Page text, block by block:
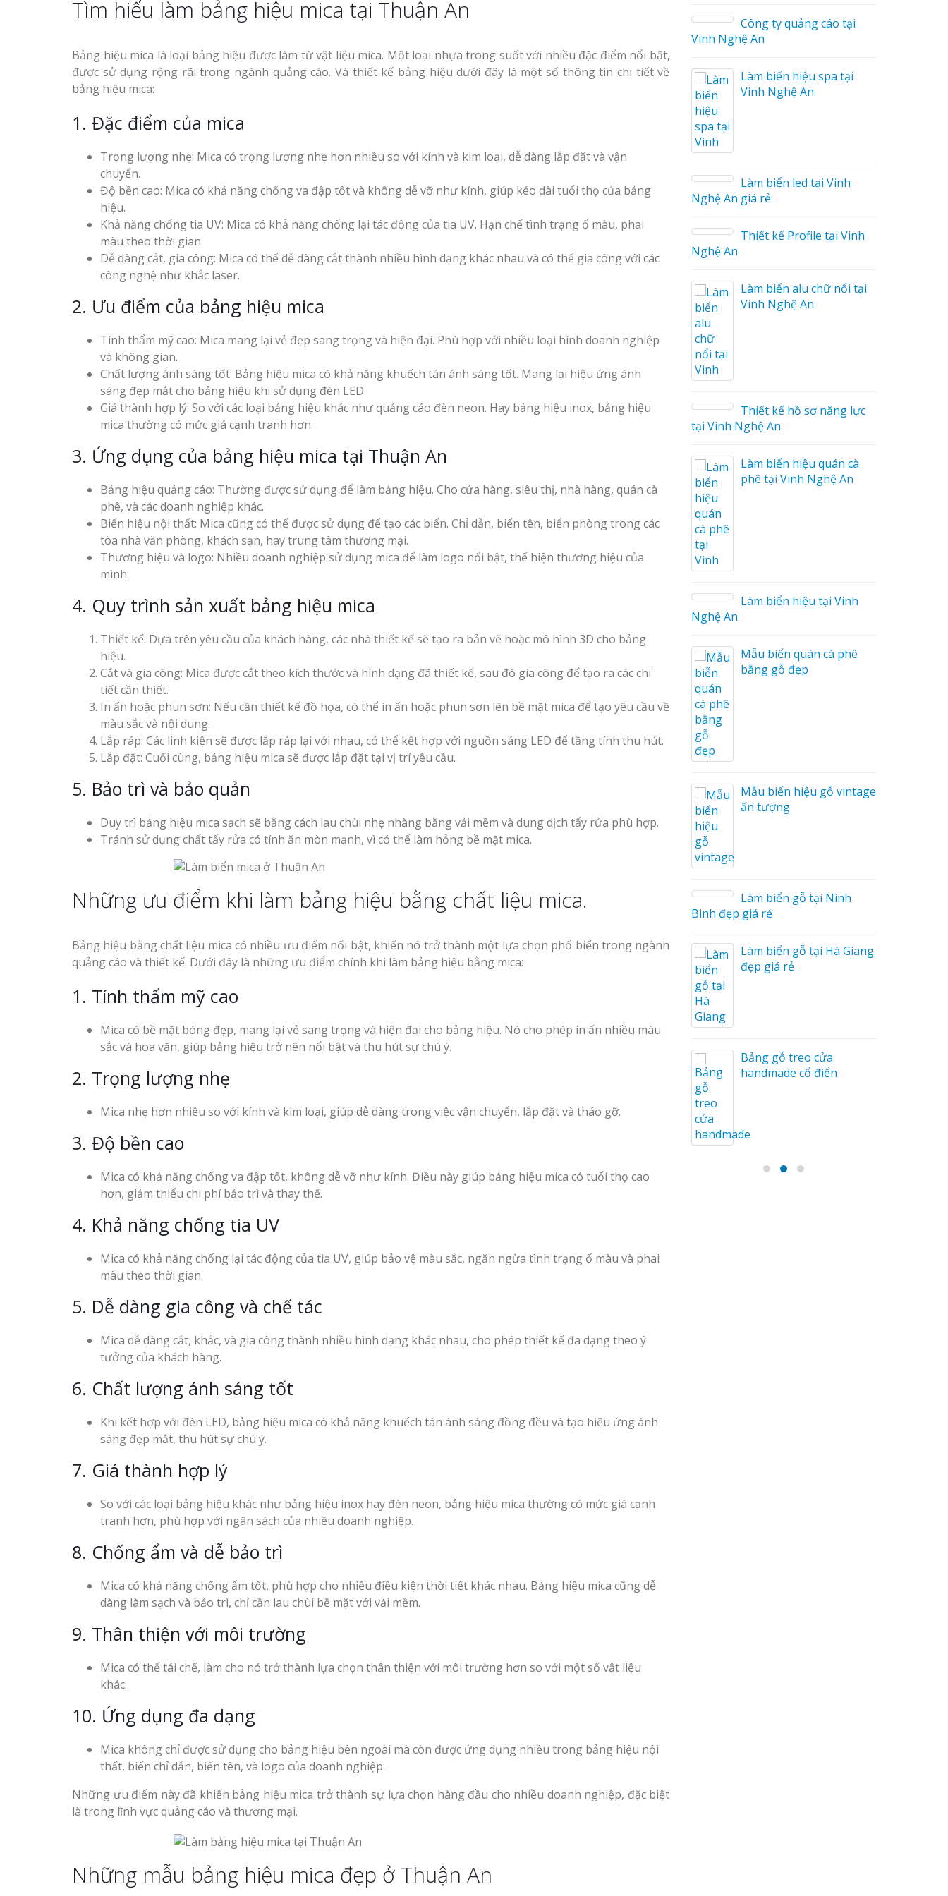
Tìm hiểu làm bảng hiệu mica tại Thuận An
Bảng hiệu mica là loại bảng hiệu được làm từ vật liệu mica. Một loại nhựa trong suốt với nhiều đặc điểm nổi bật,
được sử dụng rộng rãi trong ngành quảng cáo. Và thiết kế bảng hiệu dưới đây là một số thông tin chi tiết về
bảng hiệu mica:
1. Đặc điểm của mica
Trọng lượng nhẹ: Mica có trọng lượng nhẹ hơn nhiều so với kính và kim loại, dễ dàng lắp đặt và vận
chuyển.
Độ bền cao: Mica có khả năng chống va đập tốt và không dễ vỡ như kính, giúp kéo dài tuổi thọ của bảng
hiệu.
Khả năng chống tia UV: Mica có khả năng chống lại tác động của tia UV. Hạn chế tình trạng ố màu, phai
màu theo thời gian.
Dễ dàng cắt, gia công: Mica có thể dễ dàng cắt thành nhiều hình dạng khác nhau và có thể gia công với các
công nghệ như khắc laser.
2. Ưu điểm của bảng hiệu mica
Tính thẩm mỹ cao: Mica mang lại vẻ đẹp sang trọng và hiện đại. Phù hợp với nhiều loại hình doanh nghiệp
và không gian.
Chất lượng ánh sáng tốt: Bảng hiệu mica có khả năng khuếch tán ánh sáng tốt. Mang lại hiệu ứng ánh
sáng đẹp mắt cho bảng hiệu khi sử dụng đèn LED.
Giá thành hợp lý: So với các loại bảng hiệu khác như quảng cáo đèn neon. Hay bảng hiệu inox, bảng hiệu
mica thường có mức giá cạnh tranh hơn.
3. Ứng dụng của bảng hiệu mica tại Thuận An
Bảng hiệu quảng cáo: Thường được sử dụng để làm bảng hiệu. Cho cửa hàng, siêu thị, nhà hàng, quán cà
phê, và các doanh nghiệp khác.
Biển hiệu nội thất: Mica cũng có thể được sử dụng để tạo các biển. Chỉ dẫn, biển tên, biển phòng trong các
tòa nhà văn phòng, khách sạn, hay trung tâm thương mại.
Thương hiệu và logo: Nhiều doanh nghiệp sử dụng mica để làm logo nổi bật, thể hiện thương hiệu của
mình.
4. Quy trình sản xuất bảng hiệu mica
Thiết kế: Dựa trên yêu cầu của khách hàng, các nhà thiết kế sẽ tạo ra bản vẽ hoặc mô hình 3D cho bảng
hiệu.
Cắt và gia công: Mica được cắt theo kích thước và hình dạng đã thiết kế, sau đó gia công để tạo ra các chi
tiết cần thiết.
In ấn hoặc phun sơn: Nếu cần thiết kế đồ họa, có thể in ấn hoặc phun sơn lên bề mặt mica để tạo yêu cầu về
màu sắc và nội dung.
Lắp ráp: Các linh kiện sẽ được lắp ráp lại với nhau, có thể kết hợp với nguồn sáng LED để tăng tính thu hút.
Lắp đặt: Cuối cùng, bảng hiệu mica sẽ được lắp đặt tại vị trí yêu cầu.
5. Bảo trì và bảo quản
Duy trì bảng hiệu mica sạch sẽ bằng cách lau chùi nhẹ nhàng bằng vải mềm và dung dịch tẩy rửa phù hợp.
Tránh sử dụng chất tẩy rửa có tính ăn mòn mạnh, vì có thể làm hỏng bề mặt mica.
Những ưu điểm khi làm bảng hiệu bằng chất liệu mica.
Bảng hiệu bằng chất liệu mica có nhiều ưu điểm nổi bật, khiến nó trở thành một lựa chọn phổ biến trong ngành
quảng cáo và thiết kế. Dưới đây là những ưu điểm chính khi làm bảng hiệu bằng mica:
1. Tính thẩm mỹ cao
Mica có bề mặt bóng đẹp, mang lại vẻ sang trọng và hiện đại cho bảng hiệu. Nó cho phép in ấn nhiều màu
sắc và hoa văn, giúp bảng hiệu trở nên nổi bật và thu hút sự chú ý.
2. Trọng lượng nhẹ
Mica nhẹ hơn nhiều so với kính và kim loại, giúp dễ dàng trong việc vận chuyển, lắp đặt và tháo gỡ.
3. Độ bền cao
Mica có khả năng chống va đập tốt, không dễ vỡ như kính. Điều này giúp bảng hiệu mica có tuổi thọ cao
hơn, giảm thiểu chi phí bảo trì và thay thế.
4. Khả năng chống tia UV
Mica có khả năng chống lại tác động của tia UV, giúp bảo vệ màu sắc, ngăn ngừa tình trạng ố màu và phai
màu theo thời gian.
5. Dễ dàng gia công và chế tác
Mica dễ dàng cắt, khắc, và gia công thành nhiều hình dạng khác nhau, cho phép thiết kế đa dạng theo ý
tưởng của khách hàng.
6. Chất lượng ánh sáng tốt
Khi kết hợp với đèn LED, bảng hiệu mica có khả năng khuếch tán ánh sáng đồng đều và tạo hiệu ứng ánh
sáng đẹp mắt, thu hút sự chú ý.
7. Giá thành hợp lý
So với các loại bảng hiệu khác như bảng hiệu inox hay đèn neon, bảng hiệu mica thường có mức giá cạnh
tranh hơn, phù hợp với ngân sách của nhiều doanh nghiệp.
8. Chống ẩm và dễ bảo trì
Mica có khả năng chống ẩm tốt, phù hợp cho nhiều điều kiện thời tiết khác nhau. Bảng hiệu mica cũng dễ
dàng làm sạch và bảo trì, chỉ cần lau chùi bề mặt với vải mềm.
9. Thân thiện với môi trường
Mica có thể tái chế, làm cho nó trở thành lựa chọn thân thiện với môi trường hơn so với một số vật liệu
khác.
10. Ứng dụng đa dạng
Mica không chỉ được sử dụng cho bảng hiệu bên ngoài mà còn được ứng dụng nhiều trong bảng hiệu nội
thất, biển chỉ dẫn, biển tên, và logo của doanh nghiệp.
Những ưu điểm này đã khiến bảng hiệu mica trở thành sự lựa chọn hàng đầu cho nhiều doanh nghiệp, đặc biệt
là trong lĩnh vực quảng cáo và thương mại.
Những mẫu bảng hiệu mica đẹp ở Thuận An
Công ty quảng cáo tại
Làm biển hiệu spa tại
Vinh Nghệ An
Làm biển led tại Vinh
Nghệ An giá rẻ
Thiết kế Profile tại Vinh
Nghệ An
Vinh Nghệ An
Thiết kế hồ sơ năng lực
tại Vinh Nghệ An
Làm biển hiệu quán cà
Làm biển hiệu tại Vinh
Nghệ An
Mẫu biển quán cà phê
bằng gỗ đẹp
Mẫu biển hiệu gỗ vintage
Làm biển gỗ tại Ninh
Binh đẹp giá rẻ
Làm biển gỗ tại Hà Giang
đẹp giá rẻ
Bảng gỗ treo cửa
handmade cổ điển
Thi Công Bảng Hiệu
Nghệ An Nâng Tầm Thương Hiệu
Làm Hộp Đèn Quảng Cáo
Trận Nghệ An Thi Công
Tại Vinh Lấy Ngay
Đàn Uy Tín Giá Xưởng
Làm Biển Quảng Cáo Mỹ
Làm Bảng Hiệu Nhà
Công ty quảng cáo tại
Vinh Nghệ An
Làm biển hiệu spa tại
Vinh Nghệ An
Làm biển led tại Vinh
Nghệ An giá rẻ
Thiết kế Profile tại Vinh
Nghệ An
Làm biển alu chữ nổi tại
Vinh Nghệ An
Thiết kế hồ sơ năng lực
tại Vinh Nghệ An
Làm biển hiệu quán cà
phê tại Vinh Nghệ An
Làm biển hiệu tại Vinh
Nghệ An
Mẫu biển quán cà phê
bằng gỗ đẹp
Mẫu biển hiệu gỗ vintage
ấn tượng
Làm biển gỗ tại Ninh
Binh đẹp giá rẻ
Làm biển gỗ tại Hà Giang
đẹp giá rẻ
Bảng gỗ treo cửa
handmade cổ điển
Thi Công Bảng Hiệu
Rẻ Tại Vinh Giải Pháp Hiệu
Cáo Tại Vinh Giá Rẻ
Biển Led Chạy Chữ
Thi Công Chuyên
Nghiệp
Làm Biển Công Ty
Mica Tại Vinh Lấy Ngay
tại Vinh Nghệ An
Làm Biển Hiệu Tại
Nam Đàn Uy Tín Giá Xưởng
Mỹ Phẩm Vinh Thu Hút Khách
Hàng
Top 10 Mẫu Bảng
Nghệ An Đẹp
Làm Bảng Hiệu Nhà
Làm Hộp Đèn Siêu
Mỏng Nghệ An Thu
Thiết kế Profile tại
Thiết kế hồ sơ năng
lực tại Vinh Nghệ An
An
Vinh Nghệ An
Mẫu biển quán cà
Mẫu biển hiệu gỗ
vintage ấn tượng
Làm biển gỗ tại Ninh
Binh đẹp giá rẻ
Bảng gỗ treo cửa
handmade cổ điển